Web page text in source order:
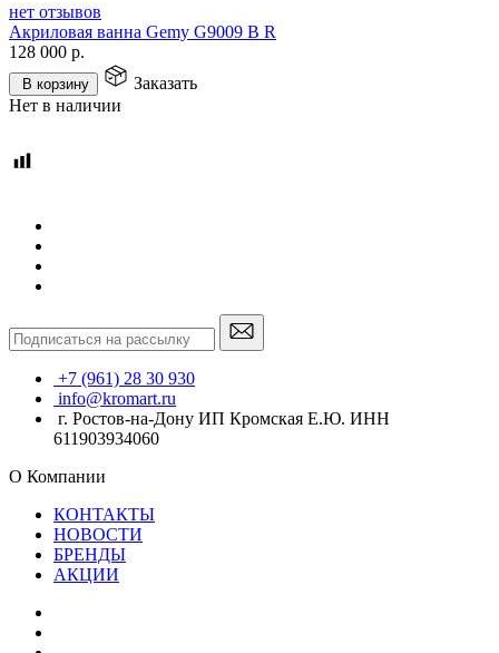
нет отзывов
Акриловая ванна Gemy G9009 B R
128 000 р.
В корзину
Заказать
Нет в наличии
+7 (961) 28 30 930
info@kromart.ru
г. Ростов-на-Дону ИП Кромская Е.Ю. ИНН
611903934060
О Компании
КОНТАКТЫ
НОВОСТИ
БРЕНДЫ
АКЦИИ